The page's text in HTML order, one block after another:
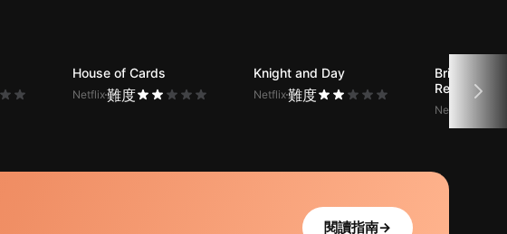
House of Cards
Netflix難度
Knight and Day
Netflix難度
Bridget
Reason
Netflix
閱讀指南→